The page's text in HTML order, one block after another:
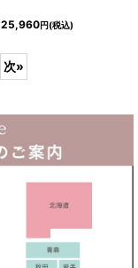
25,960円(税込)
次»